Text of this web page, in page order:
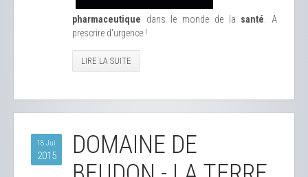
pharmaceutique dans le monde de la santé . A
prescrire d'urgence !
LIRE LA SUITE
18 Jui
2015
DOMAINE DE